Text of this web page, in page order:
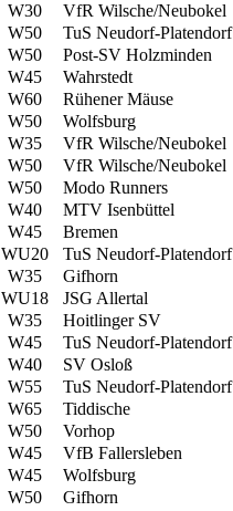
W30 VfR Wilsche/Neubokel
W50 TuS Neudorf-Platendorf
W50 Post-SV Holzminden
W45 Wahrstedt
W60 Rühener Mäuse
W50 Wolfsburg
W35 VfR Wilsche/Neubokel
W50 VfR Wilsche/Neubokel
W50 Modo Runners
W40 MTV Isenbüttel
W45 Bremen
WU20 TuS Neudorf-Platendorf
W35 Gifhorn
WU18 JSG Allertal
W35 Hoitlinger SV
W45 TuS Neudorf-Platendorf
W40 SV Osloß
W55 TuS Neudorf-Platendorf
W65 Tiddische
W50 Vorhop
W45 VfB Fallersleben
W45 Wolfsburg
W50 Gifhorn